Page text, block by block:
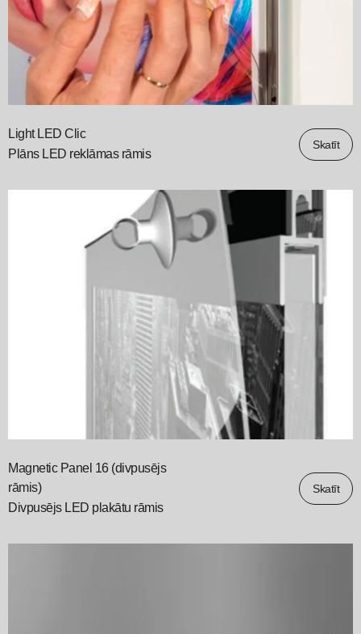
Light LED Clic
Plāns LED reklāmas rāmis
Skatīt
Magnetic Panel 16 (divpusējs
rāmis)
Divpusējs LED plakātu rāmis
Skatīt